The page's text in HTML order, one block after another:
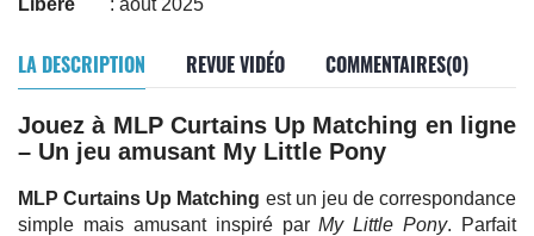
Libéré
: août 2025
LA DESCRIPTION REVUE VIDÉO COMMENTAIRES(0)
Jouez à MLP Curtains Up Matching en ligne
– Un jeu amusant My Little Pony
MLP Curtains Up Matching est un jeu de correspondance
simple mais amusant inspiré parMy Little Pony. Parfait